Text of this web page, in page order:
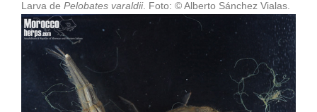
Larva de Pelobates varaldii. Foto: © Alberto Sánchez Vialas.